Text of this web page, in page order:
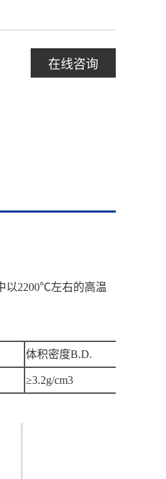
在线咨询
以2200℃左右的高温
体积密度B.D.
≥3.2g/cm3